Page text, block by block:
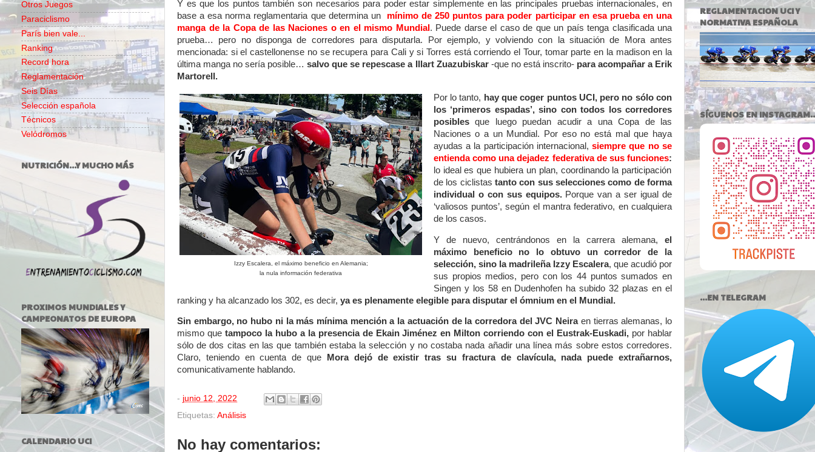
Y es que los puntos también son necesarios para poder estar simplemente en las principales pruebas internacionales, en
base a esa norma reglamentaria que determina un mínimo de 250 puntos para poder participar en esa prueba en una
manga de la Copa de las Naciones o en el mismo Mundial . Puede darse el caso de que un país tenga clasificada una
prueba… pero no disponga de corredores para disputarla. Por ejemplo, y volviendo con la situación de Mora antes
mencionada: si el castellonense no se recupera para Cali y si Torres está corriendo el Tour, tomar parte en la madison en la
última manga no sería posible…salvo que se repescase a Illart Zuazubiskar -que no está inscrito- para acompañar a Erik
Martorell.
Izzy Escalera, el máximo beneficio en Alemania;
la nula información federativa
Por lo tanto, hay que coger puntos UCI, pero no sólo con
los ‘primeros espadas’, sino con todos los corredores
posiblesque luego puedan acudir a una Copa de las
Naciones o a un Mundial. Por eso no está mal que haya
ayudas a la participación internacional,siempre que no se
entienda como una dejadez federativa de sus funciones:
lo ideal es que hubiera un plan, coordinando la participación
de los ciclistas tanto con sus selecciones como de forma
individual o con sus equipos. Porque van a ser igual de
‘valiosos puntos’, según el mantra federativo, en cualquiera
de los casos.
Y de nuevo, centrándonos en la carrera alemana, el
máximo beneficio no lo obtuvo un corredor de la
selección, sino la madrileña Izzy Escalera, que acudió por
sus propios medios, pero con los 44 puntos sumados en
Singen y los 58 en Dudenhofen ha subido 32 plazas en el
ranking y ha alcanzado los 302, es decir, ya es plenamente elegible para disputar el ómnium en el Mundial.
Sin embargo, no hubo ni la más mínima mención a la actuación de la corredora del JVC Neiraen tierras alemanas, lo
mismo que tampoco la hubo a la presencia de Ekain Jiménez en Milton corriendo con el Eustrak-Euskadi, por hablar
sólo de dos citas en las que también estaba la selección y no costaba nada añadir una línea más sobre estos corredores.
Claro, teniendo en cuenta de que
Mora dejó de existir tras su fractura de clavícula, nada puede extrañarnos,
comunicativamente hablando.
- junio 12, 2022
Etiquetas: Análisis
No hay comentarios:
Otros Juegos
Paraciclismo
París bien vale...
Ranking
Record hora
Reglamentación
Seis Días
Selección española
Técnicos
Velódromos
NUTRICIÓN...Y MUCHO MÁS
PROXIMOS MUNDIALES Y
CAMPEONATOS DE EUROPA
CALENDARIO UCI
REGLAMENTACION UCI Y
NORMATIVA ESPAÑOLA
SÍGUENOS EN
...EN TELEGRAM